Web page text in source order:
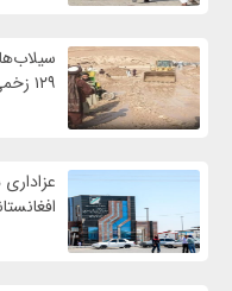
۱۲۹ زخمی در ولایت‌های شرقی